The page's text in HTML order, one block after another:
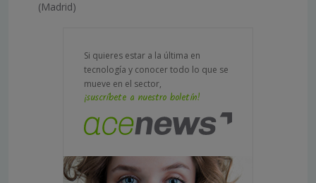
(Madrid)
Si quieres estar a la última en
tecnología y conocer todo lo que se
mueve en el sector,
¡suscríbete a nuestro boletín!